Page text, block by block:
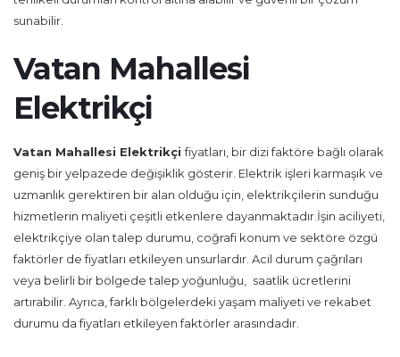
sunabilir.
Vatan Mahallesi
Elektrikçi
Vatan Mahallesi Elektrikçifiyatları, bir dizi faktöre bağlı olarak
geniş bir yelpazede değişiklik gösterir. Elektrik işleri karmaşık ve
uzmanlık gerektiren bir alan olduğu için, elektrikçilerin sunduğu
hizmetlerin maliyeti çeşitli etkenlere dayanmaktadır.İşin aciliyeti,
elektrikçiye olan talep durumu, coğrafi konum ve sektöre özgü
faktörler de fiyatları etkileyen unsurlardır. Acil durum çağrıları
veya belirli bir bölgede talep yoğunluğu,
saatlik ücretlerini
artırabilir. Ayrıca, farklı bölgelerdeki yaşam maliyeti ve rekabet
durumu da fiyatları etkileyen faktörler arasındadır.